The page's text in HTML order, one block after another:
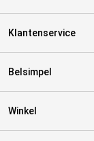
Klantenservice
Belsimpel
Winkel